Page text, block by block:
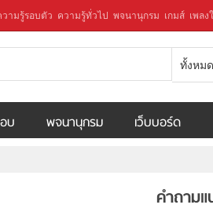
วามรู้รอบตัว ความรู้ทั่วไป พจนานุกรม เกมส์ เพลง
ทั้งหมด
บ พจนานุกรม เว็บบอร์ด
คำถามแ